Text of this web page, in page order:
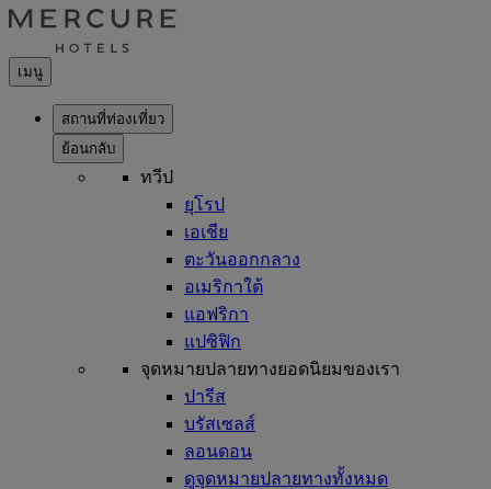
เมนู
สถานที่ท่องเที่ยว
ย้อนกลับ
ทวีป
ยุโรป
เอเชีย
ตะวันออกกลาง
อเมริกาใต้
แอฟริกา
แปซิฟิก
จุดหมายปลายทางยอดนิยมของเรา
ปารีส
บรัสเซลส์
ลอนดอน
ดูจุดหมายปลายทางทั้งหมด